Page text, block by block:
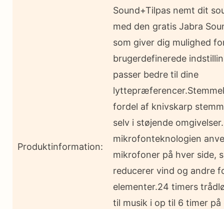
Produktinformation:
Sound+Tilpas nemt dit
med den gratis Jabra
som giver dig mulighed
brugerdefinerede
passer bedre til dine
fordel af knivskarp
selv i støjende
mikrofonteknologien
mikrofoner på hver side,
reducerer vind og andre
elementer.24 timers
til musik i op til 6 timer på